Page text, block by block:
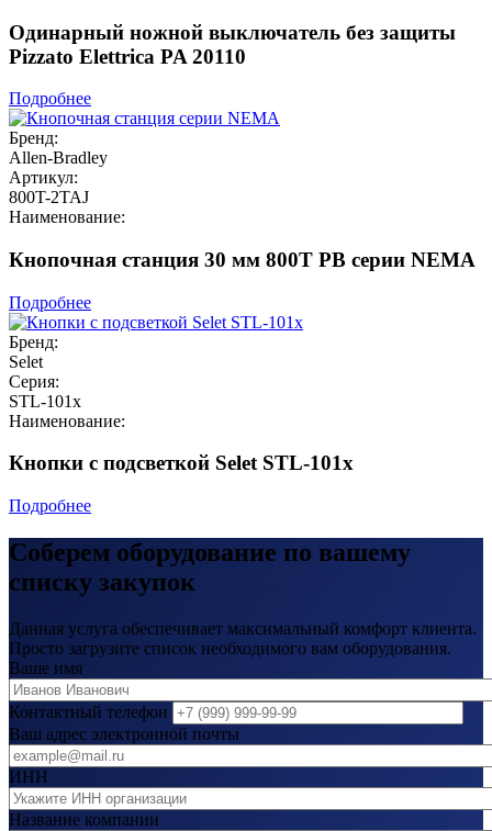
Одинарный ножной выключатель без защиты
Pizzato Elettrica PA 20110
Подробнее
Бренд:
Allen-Bradley
Артикул:
800T-2TAJ
Наименование:
Кнопочная станция 30 мм 800T PB серии NEMA
Подробнее
Бренд:
Selet
Серия:
STL-101x
Наименование:
Кнопки с подсветкой Selet STL-101x
Подробнее
Соберем оборудование по вашему
списку закупок
Данная услуга обеспечивает максимальный комфорт клиента.
Просто загрузите список необходимого вам оборудования.
Ваше имя
Контактный телефон
Ваш адрес электронной почты
ИНН
Название компании